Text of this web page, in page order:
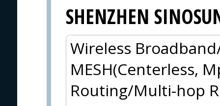
SHENZHEN
Wireless
MESH(Centerless,
Routing/Multi-hop